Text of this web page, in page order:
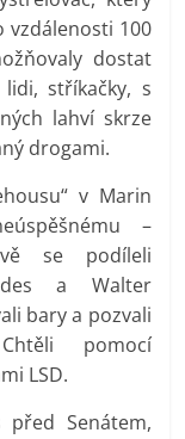
100
dostat
stříkačky, s
lahví skrze
drogami.
v Marin
–
se podíleli
a Walter
bary a pozvali
pomocí
LSD.
před Senátem,